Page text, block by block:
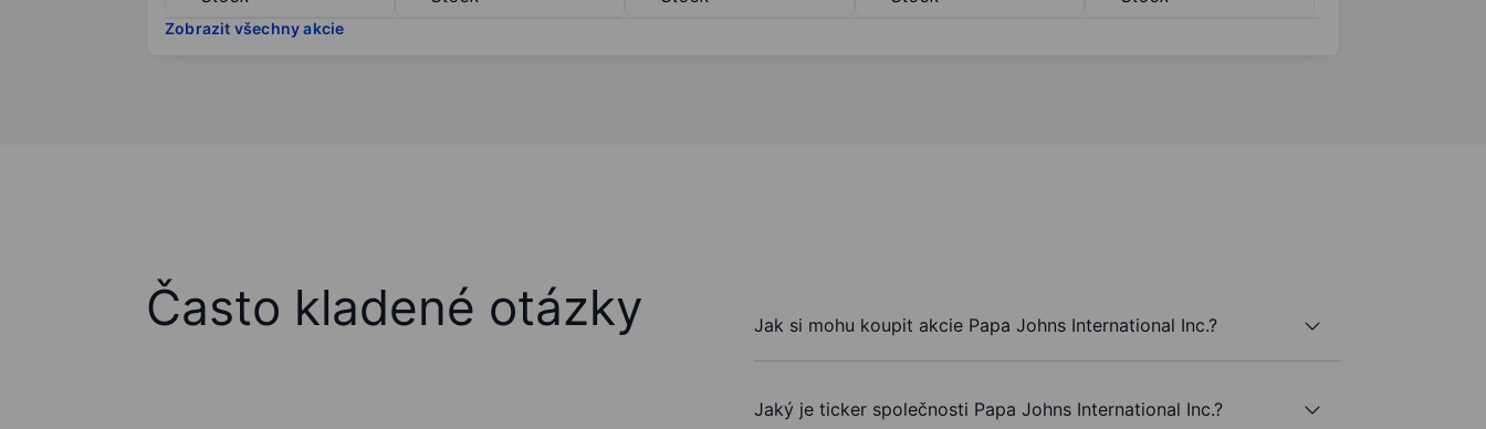
Zobrazit všechny akcie
Často kladené otázky Jak si mohu koupit akcie Papa Johns International Inc.?
Jaký je ticker společnosti Papa Johns International Inc.?